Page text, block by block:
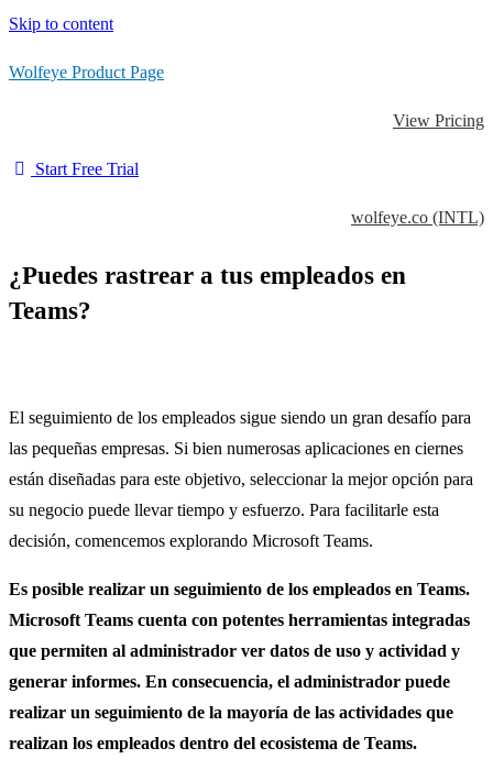
Skip to content
Wolfeye Product Page
View Pricing
Start Free Trial
wolfeye.co (INTL)
¿Puedes rastrear a tus empleados en
Teams?
El seguimiento de los empleados sigue siendo un gran desafío para
las pequeñas empresas. Si bien numerosas aplicaciones en ciernes
están diseñadas para este objetivo, seleccionar la mejor opción para
su negocio puede llevar tiempo y esfuerzo. Para facilitarle esta
decisión, comencemos explorando Microsoft Teams.
Es posible realizar un seguimiento de los empleados en Teams.
Microsoft Teams cuenta con potentes herramientas integradas
que permiten al administrador ver datos de uso y actividad y
generar informes. En consecuencia, el administrador puede
realizar un seguimiento de la mayoría de las actividades que
realizan los empleados dentro del ecosistema de Teams.